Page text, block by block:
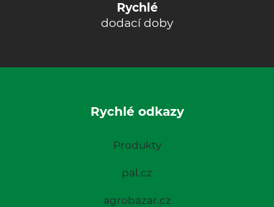
Rychlé
dodací doby
Rychlé odkazy
Produkty
pal.cz
agrobazar.cz